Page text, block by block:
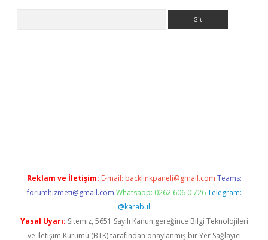
Reklam ve İletişim: E-mail: backlinkpaneli@gmail.com Teams:
forumhizmeti@gmail.com Whatsapp: 0262 606 0 726 Telegram:
@karabul
Yasal Uyarı: Sitemiz, 5651 Sayılı Kanun gereğince Bilgi Teknolojileri
ve İletişim Kurumu (BTK) tarafından onaylanmış bir Yer Sağlayıcı